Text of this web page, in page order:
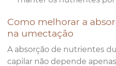
Como melhorar a
na umectação
A absorção de nutrientes
capilar não depende